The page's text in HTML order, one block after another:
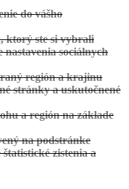
do vášho
ktorý ste si vybrali
sociálnych
región a krajinu
stránky a uskutočnené
a región na základe
na podstránke
zistenia a